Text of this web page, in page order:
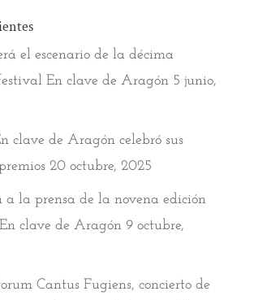
el escenario de la décima
En clave de Aragón 5 junio,
clave de Aragón celebró sus
20 octubre, 2025
a la prensa de la novena edición
clave de Aragón 9 octubre,
Cantus Fugiens, concierto de